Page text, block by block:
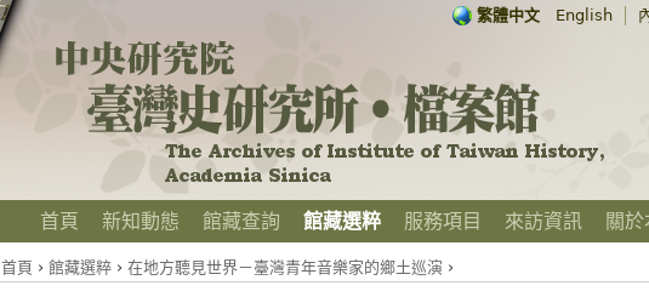
繁體中文 English
首頁 新知動態 館藏查詢 館藏選粹 服務項目 來訪資訊 關
首頁 › 館藏選粹› 在地方聽見世界－臺灣青年音樂家的鄉土巡演 ›